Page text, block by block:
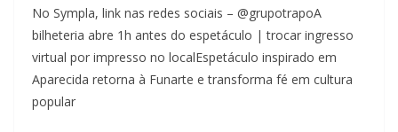
No Sympla, link nas redes sociais – @grupotrapoA
bilheteria abre 1h antes do espetáculo | trocar ingresso
virtual por impresso no localEspetáculo inspirado em
Aparecida retorna à Funarte e transforma fé em cultura
popular